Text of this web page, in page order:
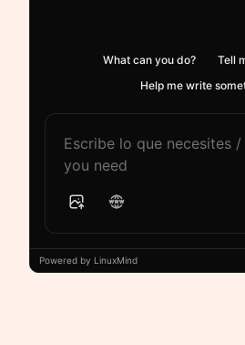
What can you do?
Tell
Help me write
Powered by LinuxMind